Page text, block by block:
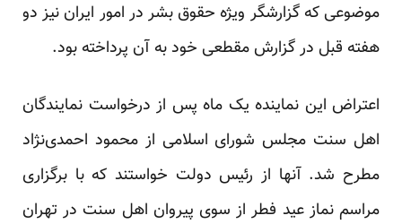
موضوعی که گزارشگر ویژه حقوق بشر در امور ایران نیز دو
هفته قبل در گزارش مقطعی خود به آن پرداخته بود.
اعتراض این نماینده یک ماه پس از درخواست نمایندگان
اهل سنت مجلس شورای اسلامی از محمود احمدی‌نژاد
مطرح شد. آنها از رئیس دولت خواستند که با برگزاری
مراسم نماز عید فطر از سوی پیروان اهل سنت در تهران